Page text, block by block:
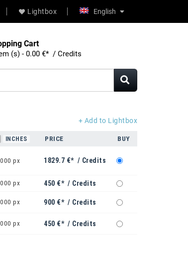
Lightbox English
Cart
0 Item (s) - 0.00 €* / Credits
+ Add to Lightbox
INCHES PRICE
BUY
px 1829.7 €* / Credits
px 450 €* / Credits
px 900 €* / Credits
px 450 €* / Credits